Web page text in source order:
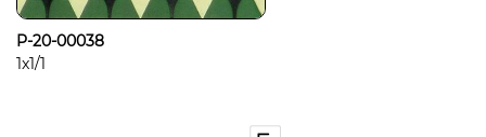
P-20-00038
1x1/1